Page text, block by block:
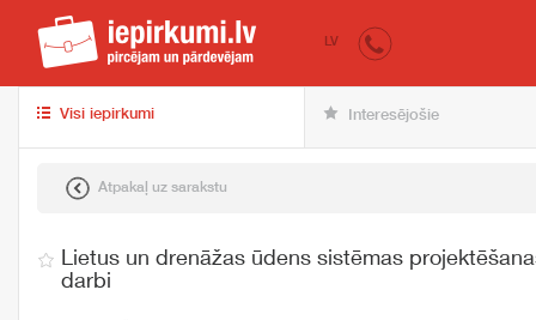
iepirkumi.lv
LV
Visi iepirkumi Interesējošie
Atpakaļ uz sarakstu
Lietus un drenāžas ūdens sistēmas
darbi